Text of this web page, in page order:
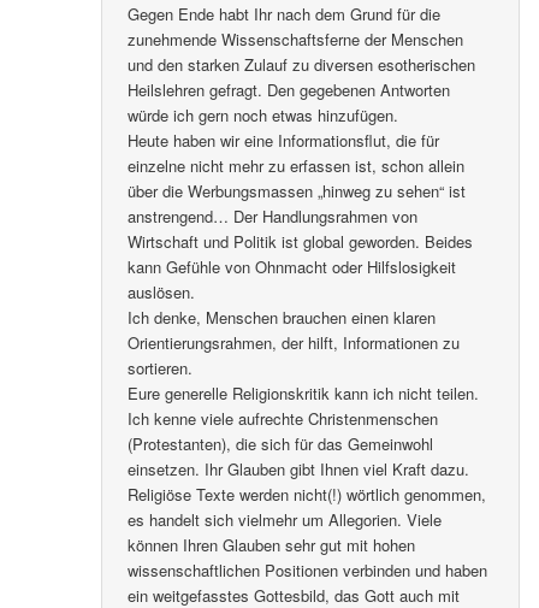
Gegen Ende habt Ihr nach dem Grund für die
zunehmende Wissenschaftsferne der Menschen
und den starken Zulauf zu diversen esotherischen
Heilslehren gefragt. Den gegebenen Antworten
würde ich gern noch etwas hinzufügen.
Heute haben wir eine Informationsflut, die für
einzelne nicht mehr zu erfassen ist, schon allein
über die Werbungsmassen „hinweg zu sehen“ ist
anstrengend… Der Handlungsrahmen von
Wirtschaft und Politik ist global geworden. Beides
kann Gefühle von Ohnmacht oder Hilfslosigkeit
auslösen.
Ich denke, Menschen brauchen einen klaren
Orientierungsrahmen, der hilft, Informationen zu
sortieren.
Eure generelle Religionskritik kann ich nicht teilen.
Ich kenne viele aufrechte Christenmenschen
(Protestanten), die sich für das Gemeinwohl
einsetzen. Ihr Glauben gibt Ihnen viel Kraft dazu.
Religiöse Texte werden nicht(!) wörtlich genommen,
es handelt sich vielmehr um Allegorien. Viele
können Ihren Glauben sehr gut mit hohen
wissenschaftlichen Positionen verbinden und haben
ein weitgefasstes Gottesbild, das Gott auch mit